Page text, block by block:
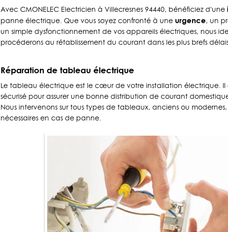
Avec CMONELEC Electricien à Villecresnes 94440, bénéficiez d'une
panne électrique. Que vous soyez confronté à une urgence, un
un simple dysfonctionnement de vos appareils électriques, nous
procéderons au rétablissement du courant dans les plus brefs
Réparation de tableau électrique
Le tableau électrique est le cœur de votre installation électrique. Il
sécurisé pour assurer une bonne distribution de courant
Nous intervenons sur tous types de tableaux, anciens ou
nécessaires en cas de panne.